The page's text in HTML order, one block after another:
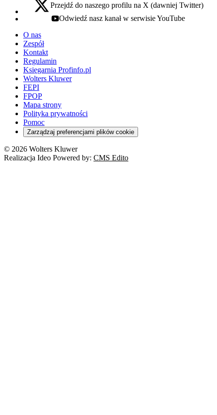
x - otwiera się w nowej karcie
Przejdź do naszego profilu na X (dawniej Twitter)
youtube - otwiera się w nowej karcie
Odwiedź nasz kanał w serwisie YouTube
O nas
Zespół
Kontakt
Regulamin
Księgarnia Profinfo.pl
Wolters Kluwer
FEPI
FPOP
Mapa strony
Polityka prywatności
Pomoc
Zarządzaj preferencjami plików cookie
© 2026 Wolters Kluwer
Realizacja Ideo Powered by: CMS Edito